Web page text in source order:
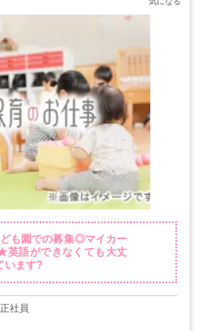
ども園での募集◎マイカー
語ができなくても大丈
います?
社員